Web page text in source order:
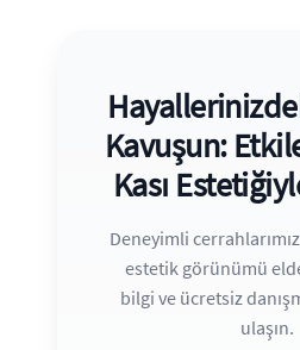
Kavuşun:
Kası
Deneyimli
estetik görünümü
bilgi ve ücretsiz
ulaşın.